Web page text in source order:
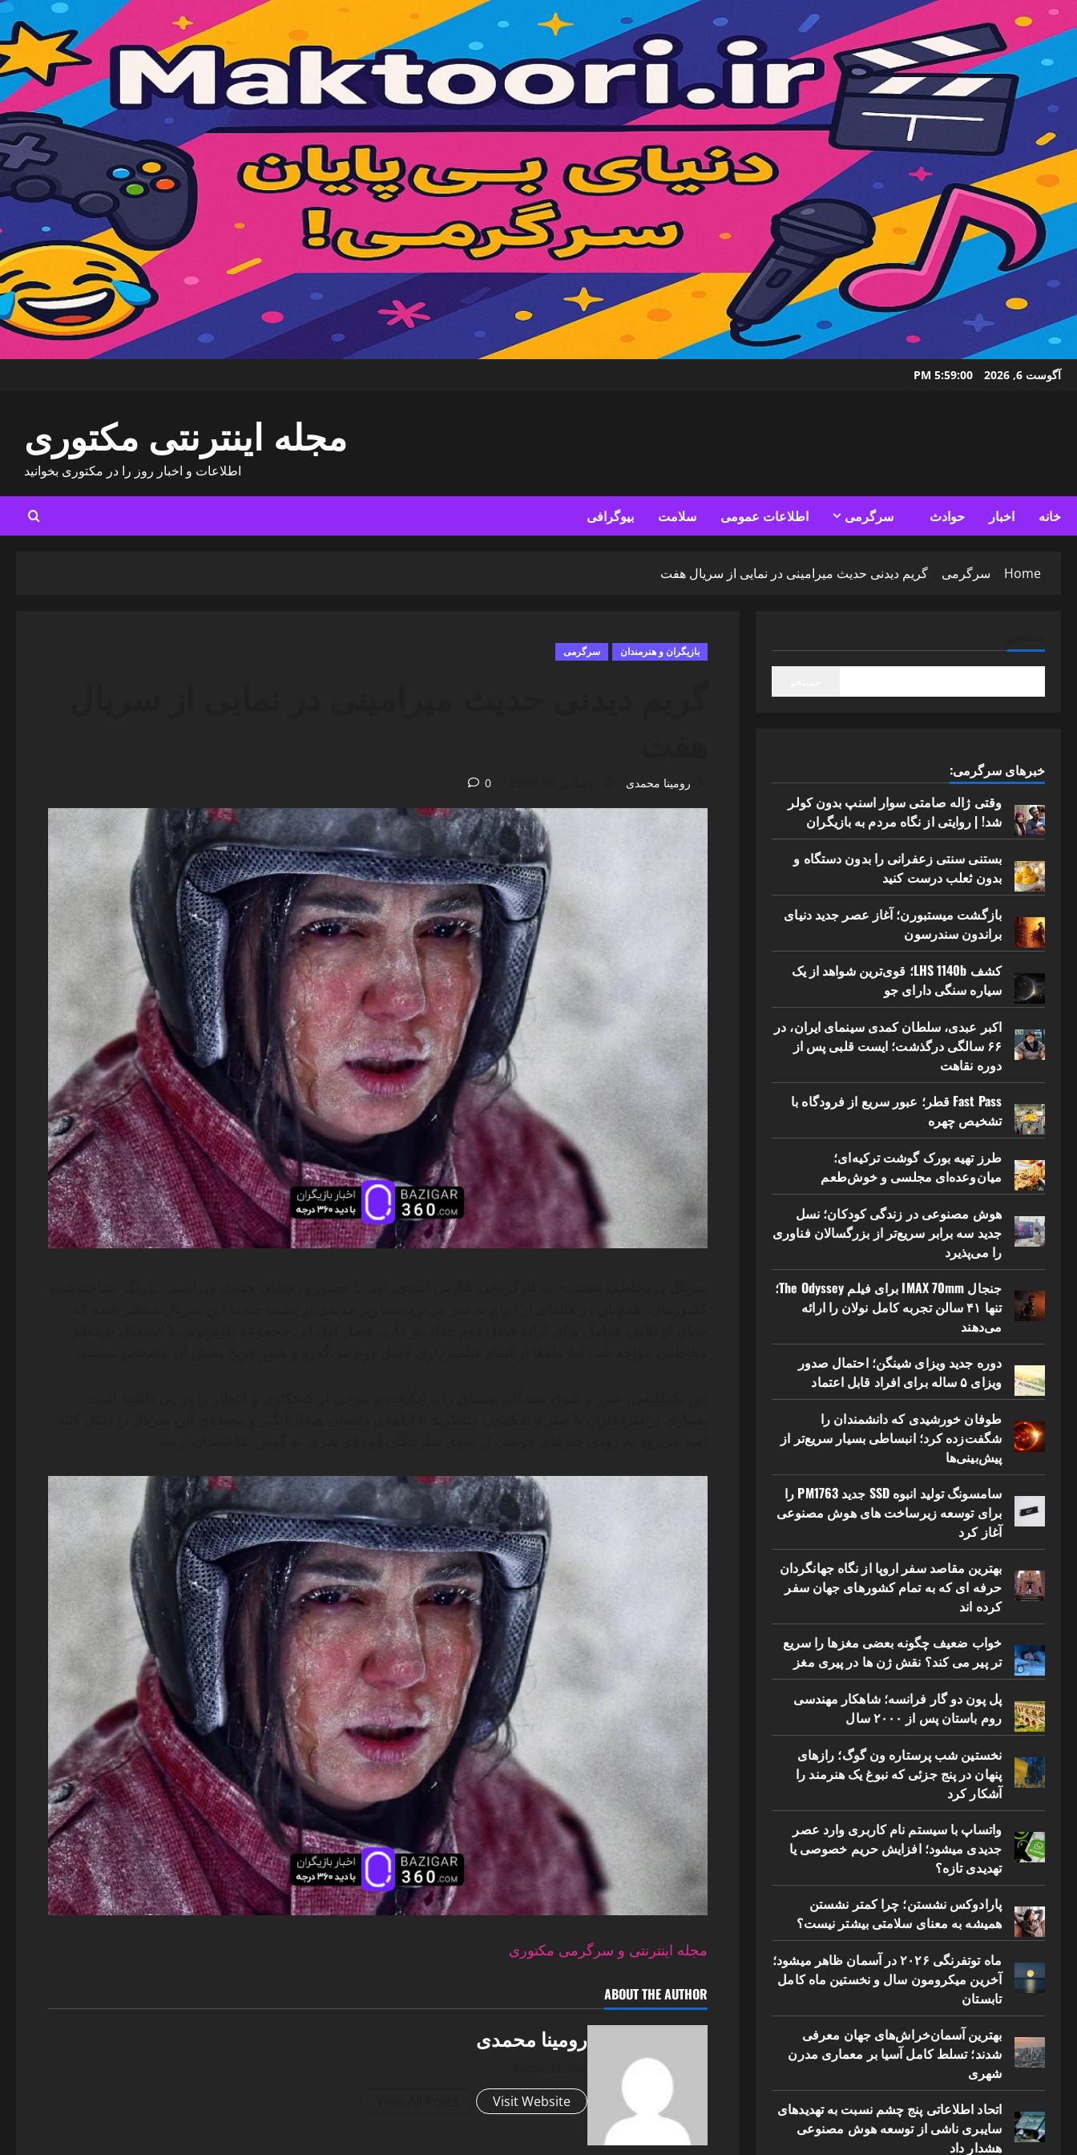
Skipآگوست 6, 2026 5:59:01 PM
مجله اینترنتی مکتوری
اطلاعات و اخبار روز را در مکتوری بخوانید
خانه اخبار حوادث سرگرمی اطلاعات عمومی سلامت بیوگرافی
Home سرگرمی گریم دیدنی حدیث میرامینی در نمایی از سریال هفت
بازیگران و هنرمندان سرگرمی
رومینا محمدی 0
مجله اینترنتی و سرگرمی مکتوری
ABOUT THE AUTHOR
رومینا محمدی
Visit Website
خبرهای سرگرمی:
وقتی ژاله صامتی سوار اسنپ بدون کولر
شد! | روایتی از نگاه مردم به بازیگران
بستنی سنتی زعفرانی را بدون دستگاه و
بدون ثعلب درست کنید
بازگشت میستبورن؛ آغاز عصر جدید دنیای
براندون سندرسون
کشف LHS 1140b؛ قوی‌ترین شواهد از یک
سیاره سنگی دارای جو
اکبر عبدی، سلطان کمدی سینمای ایران، در
۶۶ سالگی درگذشت؛ ایست قلبی پس از
دوره نقاهت
Fast Pass قطر؛ عبور سریع از فرودگاه با
تشخیص چهره
طرز تهیه بورک گوشت ترکیه‌ای؛
میان‌وعده‌ای مجلسی و خوش‌طعم
هوش مصنوعی در زندگی کودکان؛ نسل
جدید سه برابر سریع‌تر از بزرگسالان فناوری
را می‌پذیرد
جنجال IMAX 70mm برای فیلم The Odyssey؛
تنها ۴۱ سالن تجربه کامل نولان را ارائه
می‌دهند
دوره جدید ویزای شینگن؛ احتمال صدور
ویزای ۵ ساله برای افراد قابل اعتماد
طوفان خورشیدی که دانشمندان را
شگفت‌زده کرد؛ انبساطی بسیار سریع‌تر از
پیش‌بینی‌ها
سامسونگ تولید انبوه SSD جدید PM1763 را
برای توسعه زیرساخت های هوش مصنوعی
آغاز کرد
بهترین مقاصد سفر اروپا از نگاه جهانگردان
حرفه ای که به تمام کشورهای جهان سفر
کرده اند
خواب ضعیف چگونه بعضی مغزها را سریع
تر پیر می کند؟ نقش ژن ها در پیری مغز
پل پون دو گار فرانسه؛ شاهکار مهندسی
روم باستان پس از ۲۰۰۰ سال
نخستین شب پرستاره ون گوگ؛ رازهای
پنهان در پنج جزئی که نبوغ یک هنرمند را
آشکار کرد
واتساپ با سیستم نام کاربری وارد عصر
جدیدی میشود؛ افزایش حریم خصوصی یا
تهدیدی تازه؟
پارادوکس نشستن؛ چرا کمتر نشستن
همیشه به معنای سلامتی بیشتر نیست؟
ماه توتفرنگی ۲۰۲۶ در آسمان ظاهر میشود؛
آخرین میکرومون سال و نخستین ماه کامل
تابستان
بهترین آسمان‌خراش‌های جهان معرفی
شدند؛ تسلط کامل آسیا بر معماری مدرن
شهری
اتحاد اطلاعاتی پنج چشم نسبت به تهدیدهای
سایبری ناشی از توسعه هوش مصنوعی
هشدار داد